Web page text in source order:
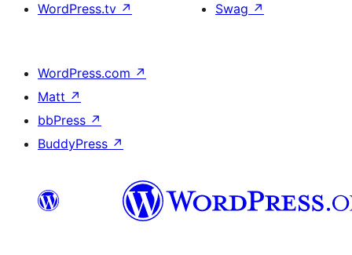
WordPress.tv ↗
Swag ↗
WordPress.com ↗
Matt ↗
bbPress ↗
BuddyPress ↗